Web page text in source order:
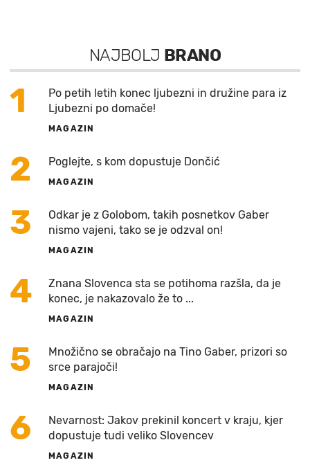
NAJBOLJ BRANO
1
Po petih letih konec ljubezni in družine para iz
Ljubezni po domače!
MAGAZIN
2 Poglejte, s kom dopustuje Dončić
MAGAZIN
3
Odkar je z Golobom, takih posnetkov Gaber
nismo vajeni, tako se je odzval on!
MAGAZIN
4
Znana Slovenca sta se potihoma razšla, da je
konec, je nakazovalo že to ...
MAGAZIN
5
Množično se obračajo na Tino Gaber, prizori so
srce parajoči!
MAGAZIN
6
Nevarnost: Jakov prekinil koncert v kraju, kjer
dopustuje tudi veliko Slovencev
MAGAZIN